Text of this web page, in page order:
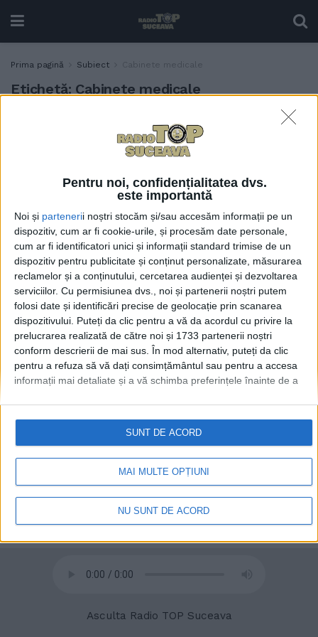
Pentru noi, confidențialitatea dvs.
este importantă
Noi și partenerii noștri stocăm și/sau accesăm informații pe un
dispozitiv, cum ar fi cookie-urile, și procesăm date personale,
cum ar fi identificatori unici și informații standard trimise de un
dispozitiv pentru publicitate și conținut personalizate, măsurarea
reclamelor și a conținutului, cercetarea audienței și dezvoltarea
serviciilor. Cu permisiunea dvs., noi și partenerii noștri putem
folosi date și identificări precise de geolocație prin scanarea
dispozitivului. Puteți da clic pentru a vă da acordul cu privire la
prelucrarea realizată de către noi și 1733 partenerii noștri
conform descrierii de mai sus. În mod alternativ, puteți da clic
pentru a refuza să vă dați consimțământul sau pentru a accesa
informații mai detaliate și a vă schimba preferințele înainte de a
retrageți consimțământul în orice moment, revenind la acest site
și făcând clic pe butonul "Confidențialitate" din partea de jos a
paginii web.
MAI MULTE OPȚIUNI
NU SUNT DE ACORD
SUNT DE ACORD
Prima pagină Subiect Cabinete medicale
Etichetă: Cabinete medicale
Dr. Irina Badrajan: Rog
pacienții ca în scop
preventiv să poarte mască
cabinete. Dacă sînt atinși de
o viroză, pot să o
răspîndească altora
9 OCTOMBRIE, 2022
SĂNĂTATE
Dr. Sorin Hîncu: Chiar și eu,
care m-am vaccinat cu
celelalte doze, mă gîndesc
că poate nu-i nevoie chiar
acum s-o fac pe cea de-a
patra
17 MAI, 2022
Asculta Radio TOP Suceava